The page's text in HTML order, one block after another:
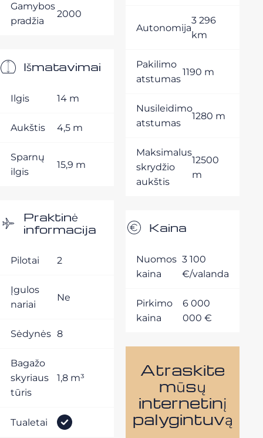
Gamybos
pradžia
2000
Išmatavimai
Ilgis 14 m
Aukštis 4,5 m
Sparnų
ilgis
15,9 m
Praktinė
informacija
Pilotai 2
Įgulos
nariai
Ne
Sėdynės 8
Bagažo
skyriaus
tūris
1,8 m³
Tualetai
Autonomija
3 296
km
Pakilimo
atstumas
1190 m
Nusileidimo
atstumas
1280 m
Maksimalus
skrydžio
aukštis
12500
m
Kaina
Nuomos
kaina
3 100
€/valanda
Pirkimo
kaina
6 000
000 €
Atraskite
mūsų
internetinį
palygintuvą